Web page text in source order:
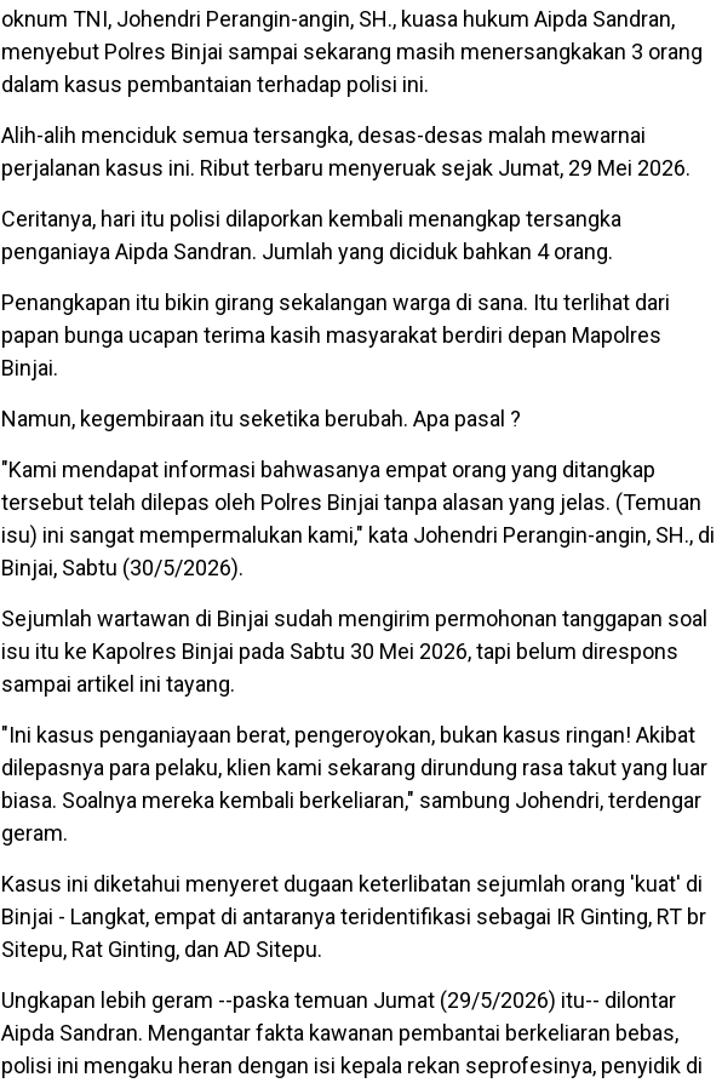
oknum TNI, Johendri Perangin-angin, SH., kuasa hukum Aipda Sandran,
menyebut Polres Binjai sampai sekarang masih menersangkakan 3 orang
dalam kasus pembantaian terhadap polisi ini.
Alih-alih menciduk semua tersangka, desas-desas malah mewarnai
perjalanan kasus ini. Ribut terbaru menyeruak sejak Jumat, 29 Mei 2026.
Ceritanya, hari itu polisi dilaporkan kembali menangkap tersangka
penganiaya Aipda Sandran. Jumlah yang diciduk bahkan 4 orang.
Penangkapan itu bikin girang sekalangan warga di sana. Itu terlihat dari
papan bunga ucapan terima kasih masyarakat berdiri depan Mapolres
Binjai.
Namun, kegembiraan itu seketika berubah. Apa pasal ?
"Kami mendapat informasi bahwasanya empat orang yang ditangkap
tersebut telah dilepas oleh Polres Binjai tanpa alasan yang jelas. (Temuan
isu) ini sangat mempermalukan kami," kata Johendri Perangin-angin, SH., di
Binjai, Sabtu (30/5/2026).
Sejumlah wartawan di Binjai sudah mengirim permohonan tanggapan soal
isu itu ke Kapolres Binjai pada Sabtu 30 Mei 2026, tapi belum direspons
sampai artikel ini tayang.
"Ini kasus penganiayaan berat, pengeroyokan, bukan kasus ringan! Akibat
dilepasnya para pelaku, klien kami sekarang dirundung rasa takut yang luar
biasa. Soalnya mereka kembali berkeliaran," sambung Johendri, terdengar
geram.
Kasus ini diketahui menyeret dugaan keterlibatan sejumlah orang 'kuat' di
Binjai - Langkat, empat di antaranya teridentifikasi sebagai IR Ginting, RT br
Sitepu, Rat Ginting, dan AD Sitepu.
Ungkapan lebih geram --paska temuan Jumat (29/5/2026) itu-- dilontar
Aipda Sandran. Mengantar fakta kawanan pembantai berkeliaran bebas,
polisi ini mengaku heran dengan isi kepala rekan seprofesinya, penyidik di